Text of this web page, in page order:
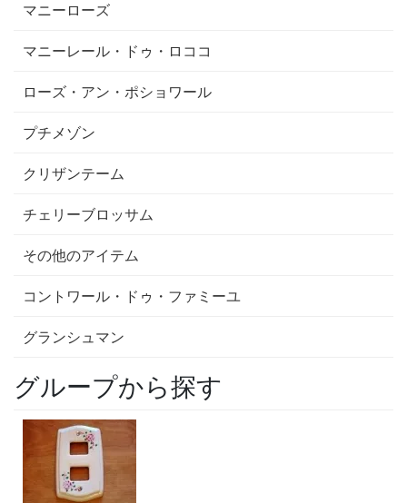
マニーローズ
マニーレール・ドゥ・ロココ
ローズ・アン・ポショワール
プチメゾン
クリザンテーム
チェリーブロッサム
その他のアイテム
コントワール・ドゥ・ファミーユ
グランシュマン
グループから探す